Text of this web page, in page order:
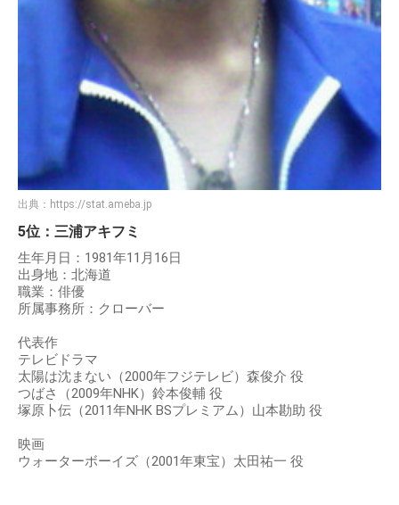
出典： https://stat.ameba.jp
5位：三浦アキフミ
生年月日：1981年11月16日
出身地：北海道
職業：俳優
所属事務所：クローバー
代表作
テレビドラマ
太陽は沈まない（2000年フジテレビ）森俊介 役
つばさ（2009年NHK）鈴本俊輔 役
塚原卜伝（2011年NHK BSプレミアム）山本勘助 役
映画
ウォーターボーイズ（2001年東宝）太田祐一 役